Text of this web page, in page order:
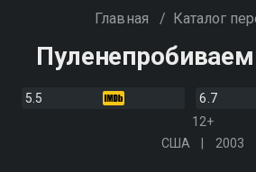
Главная / Каталог
5.5
6.7
12+
США
2003